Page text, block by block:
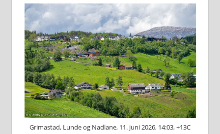
Grimastad, Lunde og Nadlane, 11. juni 2026, 14:03, +13C